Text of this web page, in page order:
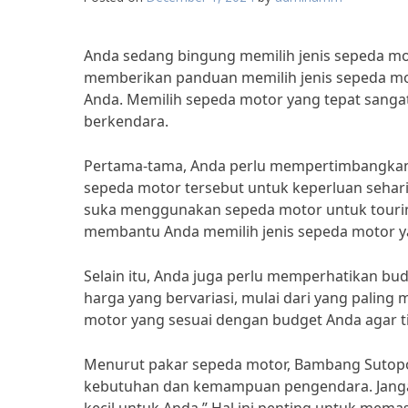
Anda sedang bingung memilih jenis sepeda
memberikan panduan memilih jenis sepeda
Anda. Memilih sepeda motor yang tepat
berkendara.
Pertama-tama, Anda perlu
sepeda motor tersebut untuk keperluan
suka menggunakan sepeda motor untuk
membantu Anda memilih jenis sepeda motor
Selain itu, Anda juga perlu memperhatikan
harga yang bervariasi, mulai dari yang paling
motor yang sesuai dengan budget Anda
Menurut pakar sepeda motor, Bambang
kebutuhan dan kemampuan pengendara.